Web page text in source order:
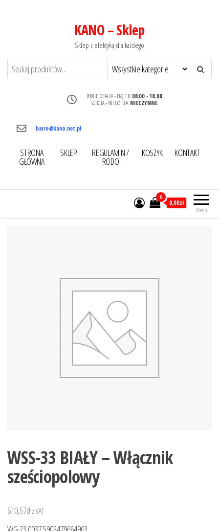
KANO – Sklep
Sklep z elektyką dla każdego
PONIEDZIAŁEK - PIĄTEK: 08:00 - 18:00
SOBOTA - NIEDZIELA:NIECZYNNE
biuro@kano.net.pl
STRONA
GŁÓWNA
SKLEP REGULAMIN /
RODO
KOSZYK KONTAKT
Menu
0
0,00zł
WSS-33 BIAŁY – Włącznik
sześciopolowy
610,57zł z VAT